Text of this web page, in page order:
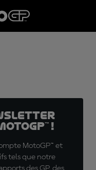
!
MotoGP™ et
tels que notre